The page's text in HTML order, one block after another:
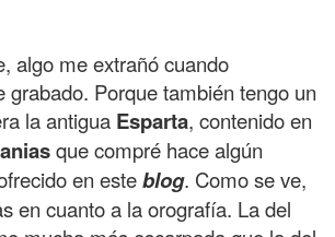
algo me extrañó cuando
grabado. Porque también tengo un
la antigua Esparta, contenido en
que compré hace algún
en esteblog. Como se ve,
en cuanto a la orografía. La del